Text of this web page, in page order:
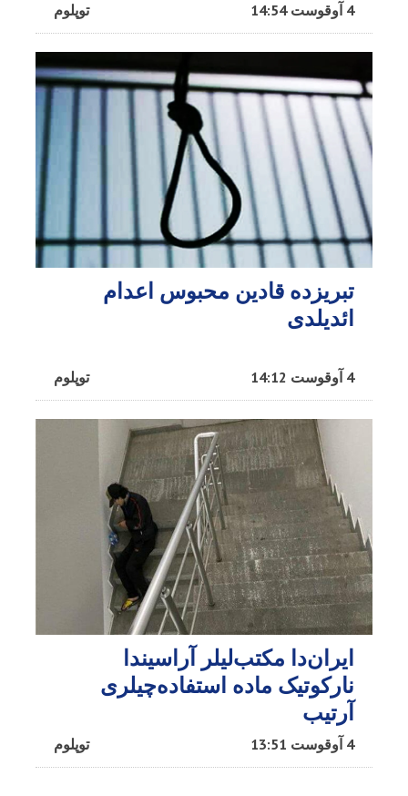
توپلوم 4 آوقوست 14:54
تبریزده قادین محبوس اعدام
ائدیلدی
توپلوم 4 آوقوست 14:12
ایران‌دا مکتب‌لیلر آراسیندا
نارکوتیک ماده استفاده‌چیلری
آرتیب
توپلوم 4 آوقوست 13:51